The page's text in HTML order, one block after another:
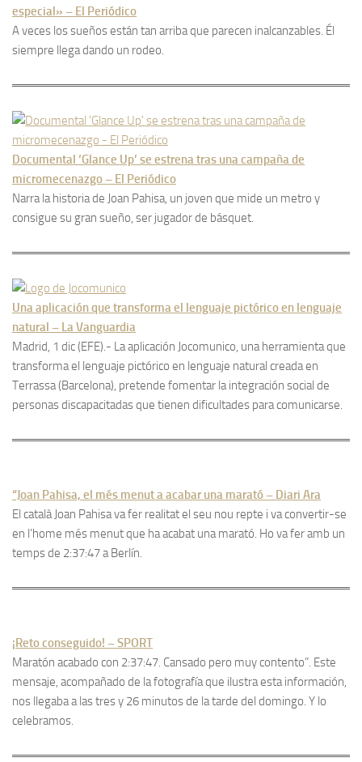
especial» – El Periódico
A veces los sueños están tan arriba que parecen inalcanzables. Él
siempre llega dando un rodeo.
Documental ‘Glance Up’ se estrena tras una campaña de
micromecenazgo – El Periódico
Narra la historia de Joan Pahisa, un joven que mide un metro y
consigue su gran sueño, ser jugador de básquet.
Una aplicación que transforma el lenguaje pictórico en lenguaje
natural – La Vanguardia
Madrid, 1 dic (EFE).- La aplicación Jocomunico, una herramienta que
transforma el lenguaje pictórico en lenguaje natural creada en
Terrassa (Barcelona), pretende fomentar la integración social de
personas discapacitadas que tienen dificultades para comunicarse.
“Joan Pahisa, el més menut a acabar una marató – Diari Ara
El català Joan Pahisa va fer realitat el seu nou repte i va convertir-se
en l’home més menut que ha acabat una marató. Ho va fer amb un
temps de 2:37:47 a Berlín.
¡Reto conseguido! – SPORT
Maratón acabado con 2:37:47. Cansado pero muy contento”. Este
mensaje, acompañado de la fotografía que ilustra esta información,
nos llegaba a las tres y 26 minutos de la tarde del domingo. Y lo
celebramos.